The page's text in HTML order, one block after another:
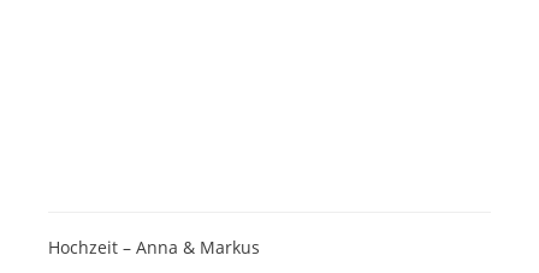
Hochzeit – Anna & Markus